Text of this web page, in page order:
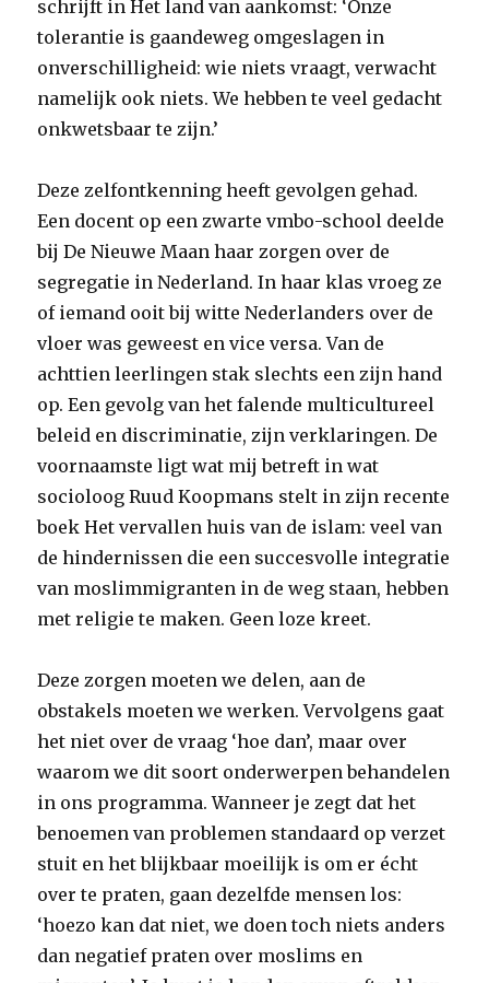
schrijft in Het land van aankomst: ‘Onze
tolerantie is gaandeweg omgeslagen in
onverschilligheid: wie niets vraagt, verwacht
namelijk ook niets. We hebben te veel gedacht
onkwetsbaar te zijn.’
Deze zelfontkenning heeft gevolgen gehad.
Een docent op een zwarte vmbo-school deelde
bij De Nieuwe Maan haar zorgen over de
segregatie in Nederland. In haar klas vroeg ze
of iemand ooit bij witte Nederlanders over de
vloer was geweest en vice versa. Van de
achttien leerlingen stak slechts een zijn hand
op. Een gevolg van het falende multicultureel
beleid en discriminatie, zijn verklaringen. De
voornaamste ligt wat mij betreft in wat
socioloog Ruud Koopmans stelt in zijn recente
boek Het vervallen huis van de islam: veel van
de hindernissen die een succesvolle integratie
van moslimmigranten in de weg staan, hebben
met religie te maken. Geen loze kreet.
Deze zorgen moeten we delen, aan de
obstakels moeten we werken. Vervolgens gaat
het niet over de vraag ‘hoe dan’, maar over
waarom we dit soort onderwerpen behandelen
in ons programma. Wanneer je zegt dat het
benoemen van problemen standaard op verzet
stuit en het blijkbaar moeilijk is om er écht
over te praten, gaan dezelfde mensen los:
‘hoezo kan dat niet, we doen toch niets anders
dan negatief praten over moslims en